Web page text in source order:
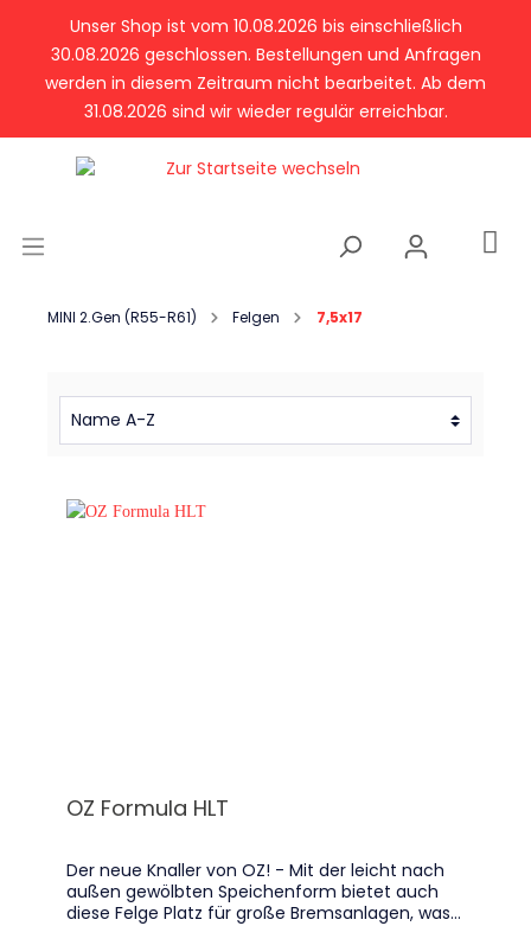
Unser Shop ist vom 10.08.2026 bis einschließlich
30.08.2026 geschlossen. Bestellungen und Anfragen
werden in diesem Zeitraum nicht bearbeitet. Ab dem
31.08.2026 sind wir wieder regulär erreichbar.
MINI 2.Gen (R55-R61) Felgen 7,5x17
OZ Formula HLT
Der neue Knaller von OZ! - Mit der leicht nach
außen gewölbten Speichenform bietet auch
diese Felge Platz für große Bremsanlagen, was